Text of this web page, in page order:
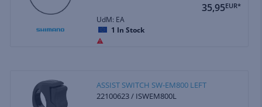
35,95EUR*
UdM: EA
1 In Stock
ASSIST SWITCH SW-EM800 LEFT
22100623 / ISWEM800L